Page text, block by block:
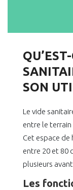
SON
Le vide
entre le
Cet espace
entre 20 et 80
plusieurs
Les